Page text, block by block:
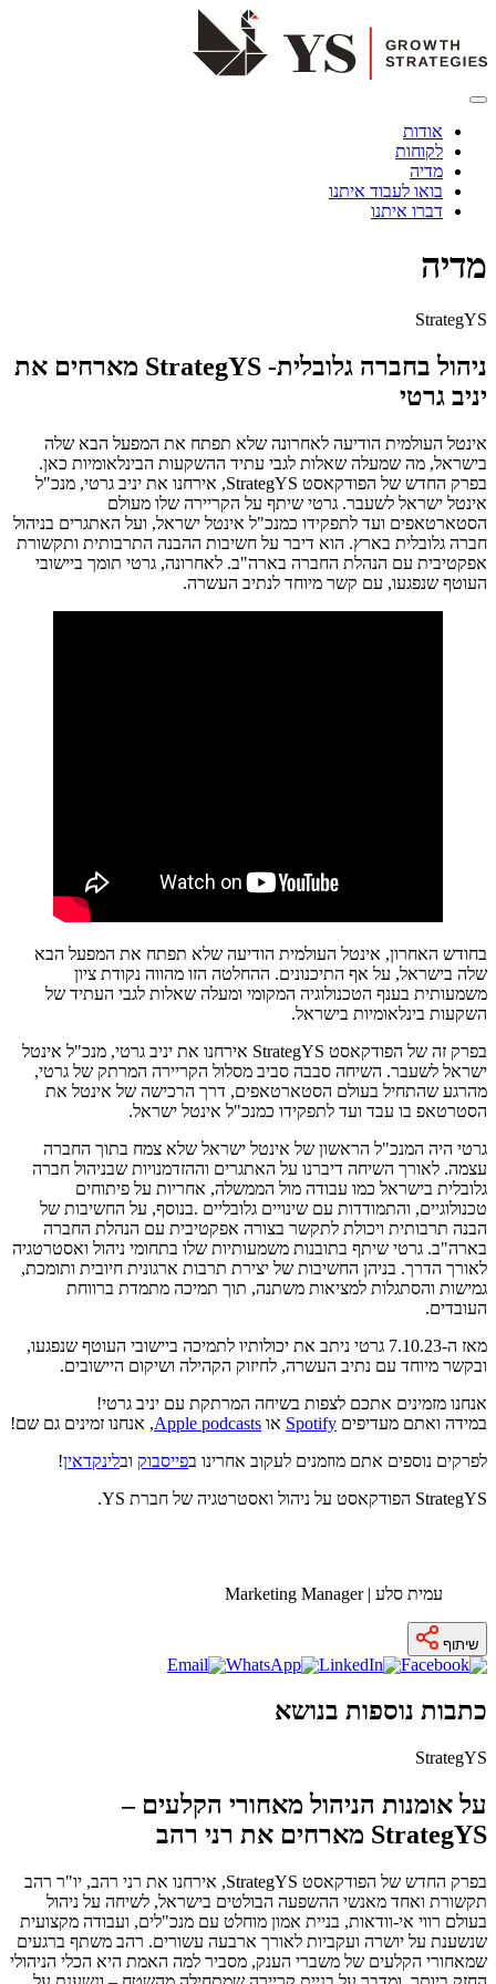
אודות
לקוחות
מדיה
בואו לעבוד איתנו
דברו איתנו
מדיה
StrategYS
ניהול בחברה גלובלית- StrategYS מארחים את
יניב גרטי
אינטל העולמית הודיעה לאחרונה שלא תפתח את המפעל הבא שלה
בישראל, מה שמעלה שאלות לגבי עתיד ההשקעות הבינלאומיות כאן.
בפרק החדש של הפודקאסט StrategYS, אירחנו את יניב גרטי, מנכ"ל
אינטל ישראל לשעבר. גרטי שיתף על הקריירה שלו מעולם
הסטארטאפים ועד לתפקידו כמנכ"ל אינטל ישראל, ועל האתגרים בניהול
חברה גלובלית בארץ. הוא דיבר על חשיבות ההבנה התרבותית ותקשורת
אפקטיבית עם הנהלת החברה בארה"ב. לאחרונה, גרטי תומך ביישובי
העוטף שנפגעו, עם קשר מיוחד לנתיב העשרה.
בחודש האחרון, אינטל העולמית הודיעה שלא תפתח את המפעל הבא
שלה בישראל, על אף התיכנונים. ההחלטה הזו מהווה נקודת ציון
משמעותית בענף הטכנולוגיה המקומי ומעלה שאלות לגבי העתיד של
השקעות בינלאומיות בישראל.
בפרק זה של הפודקאסט StrategYS אירחנו את יניב גרטי, מנכ"ל אינטל
ישראל לשעבר. השיחה סבבה סביב מסלול הקריירה המרתק של גרטי,
מהרגע שהתחיל בעולם הסטארטאפים, דרך הרכישה של אינטל את
הסטרטאפ בו עבד ועד לתפקידו כמנכ"ל אינטל ישראל.
גרטי היה המנכ"ל הראשון של אינטל ישראל שלא צמח בתוך החברה
עצמה. לאורך השיחה דיברנו על האתגרים וההזדמנויות שבניהול חברה
גלובלית בישראל כמו עבודה מול הממשלה, אחריות על פיתוחים
טכנולוגיים, והתמודדות עם שינויים גלובליים .בנוסף, על החשיבות של
הבנה תרבותית ויכולת לתקשר בצורה אפקטיבית עם הנהלת החברה
בארה"ב. גרטי שיתף בתובנות משמעותיות שלו בתחומי ניהול ואסטרטגיה
לאורך הדרך. בניהן החשיבות של יצירת תרבות ארגונית חיובית ותומכת,
גמישות והסתגלות למציאות משתנה, תוך תמיכה מתמדת ברווחת
העובדים.
מאז ה-7.10.23 גרטי ניתב את יכולותיו לתמיכה ביישובי העוטף שנפגעו,
ובקשר מיוחד עם נתיב העשרה, לחיזוק הקהילה ושיקום היישובים.
אנחנו מזמינים אתכם לצפות בשיחה המרתקת עם יניב גרטי!
במידה ואתם מעדיפים Spotify או Apple podcasts, אנחנו זמינים גם שם!
לפרקים נוספים אתם מוזמנים לעקוב אחרינו בפייסבוק ובלינקדאין!
StrategYS הפודקאסט על ניהול ואסטרטגיה של חברת YS.
עמית סלע | Marketing Manager
שיתוף
כתבות נוספות בנושא
StrategYS
על אומנות הניהול מאחורי הקלעים –
StrategYS מארחים את רני רהב
בפרק החדש של הפודקאסט StrategYS, אירחנו את רני רהב, יו"ר רהב
תקשורת ואחד מאנשי ההשפעה הבולטים בישראל, לשיחה על ניהול
בעולם רווי אי-וודאות, בניית אמון מוחלט עם מנכ"לים, ועבודה מקצועית
שנשענת על יושרה ועקביות לאורך ארבעה עשורים. רהב משתף ברגעים
שמאחורי הקלעים של משברי הענק, מסביר למה האמת היא הכלי הניהולי